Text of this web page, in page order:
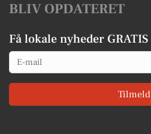
BLIV OPDATERET
Få lokale nyheder GRATIS
Email
Tilmeld